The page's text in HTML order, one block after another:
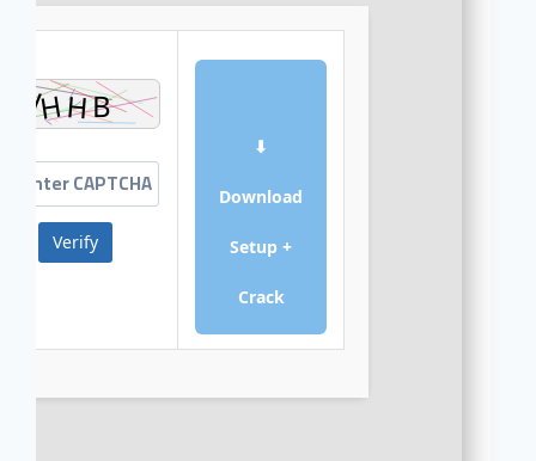
⬇
Download
Setup +
Crack
Verify